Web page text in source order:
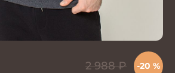
2 988₽ -20 %